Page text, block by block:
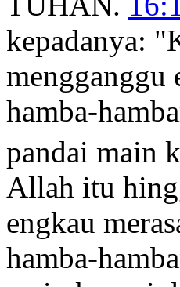
kepadanya:
mengganggu
hamba-
pandai main
Allah itu
engkau
hamba-